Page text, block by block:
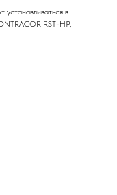
устанавливаться в
RST-HP,